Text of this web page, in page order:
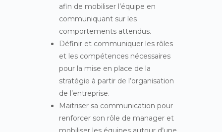
afin de mobiliser l’équipe en
communiquant sur les
comportements attendus.
Définir et communiquer les rôles
et les compétences nécessaires
pour la mise en place de la
stratégie à partir de l’organisation
de l’entreprise.
Maitriser sa communication pour
renforcer son rôle de manager et